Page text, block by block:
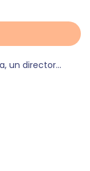
un director...